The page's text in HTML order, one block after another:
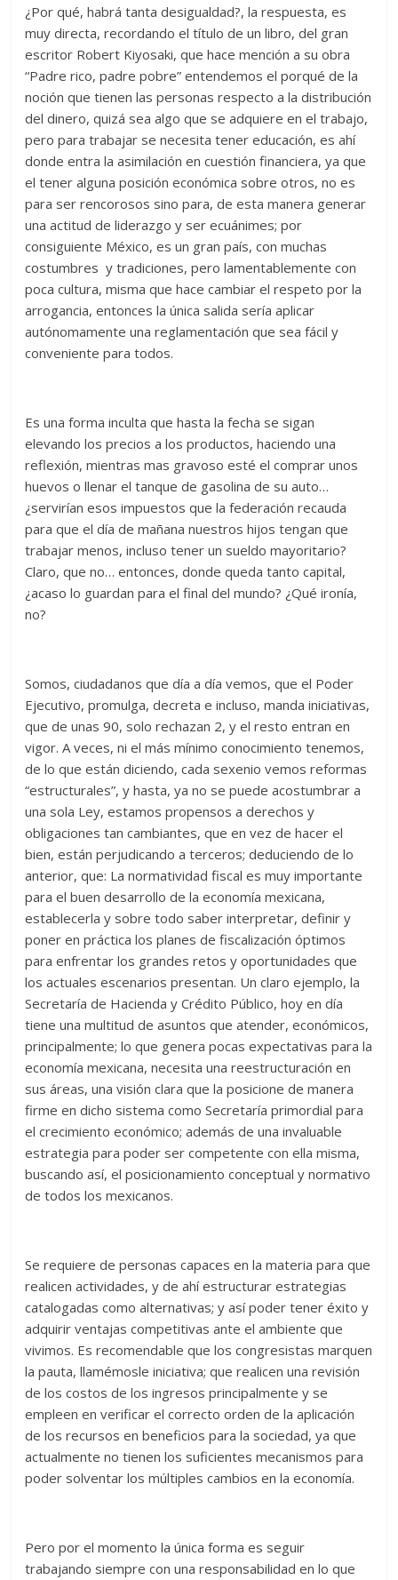
¿Por qué, habrá tanta desigualdad?, la respuesta, es
muy directa, recordando el título de un libro, del gran
escritor Robert Kiyosaki, que hace mención a su obra
“Padre rico, padre pobre” entendemos el porqué de la
noción que tienen las personas respecto a la distribución
del dinero, quizá sea algo que se adquiere en el trabajo,
pero para trabajar se necesita tener educación, es ahí
donde entra la asimilación en cuestión financiera, ya que
el tener alguna posición económica sobre otros, no es
para ser rencorosos sino para, de esta manera generar
una actitud de liderazgo y ser ecuánimes; por
consiguiente México, es un gran país, con muchas
costumbres y tradiciones, pero lamentablemente con
poca cultura, misma que hace cambiar el respeto por la
arrogancia, entonces la única salida sería aplicar
autónomamente una reglamentación que sea fácil y
conveniente para todos.
Es una forma inculta que hasta la fecha se sigan
elevando los precios a los productos, haciendo una
reflexión, mientras mas gravoso esté el comprar unos
huevos o llenar el tanque de gasolina de su auto…
¿servirían esos impuestos que la federación recauda
para que el día de mañana nuestros hijos tengan que
trabajar menos, incluso tener un sueldo mayoritario?
Claro, que no… entonces, donde queda tanto capital,
¿acaso lo guardan para el final del mundo? ¿Qué ironía,
no?
Somos, ciudadanos que día a día vemos, que el Poder
Ejecutivo, promulga, decreta e incluso, manda iniciativas,
que de unas 90, solo rechazan 2, y el resto entran en
vigor. A veces, ni el más mínimo conocimiento tenemos,
de lo que están diciendo, cada sexenio vemos reformas
“estructurales”, y hasta, ya no se puede acostumbrar a
una sola Ley, estamos propensos a derechos y
obligaciones tan cambiantes, que en vez de hacer el
bien, están perjudicando a terceros; deduciendo de lo
anterior, que: La normatividad fiscal es muy importante
para el buen desarrollo de la economía mexicana,
establecerla y sobre todo saber interpretar, definir y
poner en práctica los planes de fiscalización óptimos
para enfrentar los grandes retos y oportunidades que
los actuales escenarios presentan. Un claro ejemplo, la
Secretaría de Hacienda y Crédito Público, hoy en día
tiene una multitud de asuntos que atender, económicos,
principalmente; lo que genera pocas expectativas para la
economía mexicana, necesita una reestructuración en
sus áreas, una visión clara que la posicione de manera
firme en dicho sistema como Secretaría primordial para
el crecimiento económico; además de una invaluable
estrategia para poder ser competente con ella misma,
buscando así, el posicionamiento conceptual y normativo
de todos los mexicanos.
Se requiere de personas capaces en la materia para que
realicen actividades, y de ahí estructurar estrategias
catalogadas como alternativas; y así poder tener éxito y
adquirir ventajas competitivas ante el ambiente que
vivimos. Es recomendable que los congresistas marquen
la pauta, llamémosle iniciativa; que realicen una revisión
de los costos de los ingresos principalmente y se
empleen en verificar el correcto orden de la aplicación
de los recursos en beneficios para la sociedad, ya que
actualmente no tienen los suficientes mecanismos para
poder solventar los múltiples cambios en la economía.
Pero por el momento la única forma es seguir
trabajando siempre con una responsabilidad en lo que